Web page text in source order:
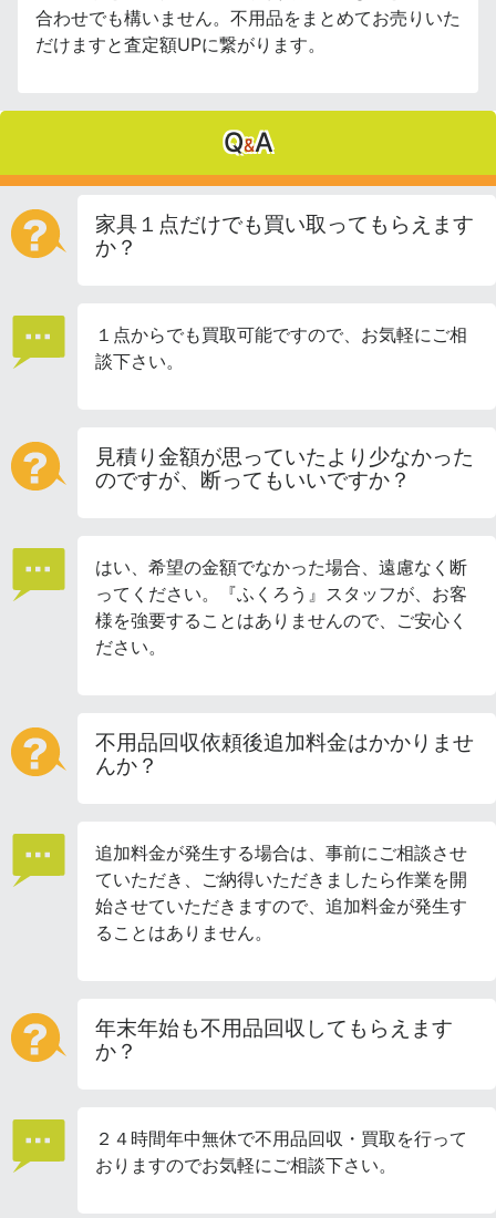
合わせでも構いません。不用品をまとめてお売りいた
だけますと査定額UPに繋がります。
Q&A
家具１点だけでも買い取ってもらえます
か？
１点からでも買取可能ですので、お気軽にご相
談下さい。
見積り金額が思っていたより少なかった
のですが、断ってもいいですか？
はい、希望の金額でなかった場合、遠慮なく断
ってください。『ふくろう』スタッフが、お客
様を強要することはありませんので、ご安心く
ださい。
不用品回収依頼後追加料金はかかりませ
んか？
追加料金が発生する場合は、事前にご相談させ
ていただき、ご納得いただきましたら作業を開
始させていただきますので、追加料金が発生す
ることはありません。
年末年始も不用品回収してもらえます
か？
２４時間年中無休で不用品回収・買取を行って
おりますのでお気軽にご相談下さい。